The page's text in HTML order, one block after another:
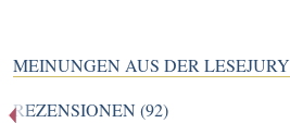
MEINUNGEN AUS DER LESEJURY
REZENSIONEN (92)